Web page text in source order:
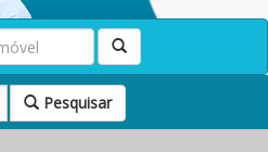
Pesquisar